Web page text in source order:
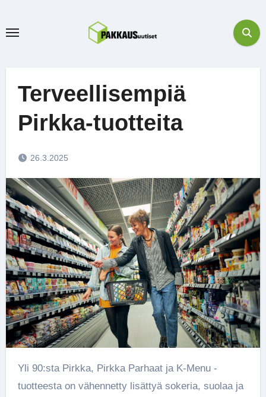
Terveellisempiä
Pirkka-tuotteita
26.3.2025
Yli 90:sta Pirkka, Pirkka Parhaat ja K-Menu -
tuotteesta on vähennetty lisättyä sokeria, suolaa ja